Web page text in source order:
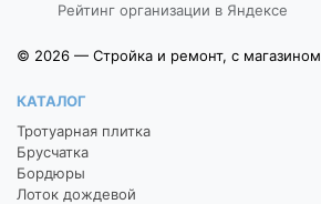
Рейтинг организации в Яндексе
© 2026 — Стройка и ремонт, с магазином
КАТАЛОГ
Тротуарная плитка
Брусчатка
Бордюры
Лоток дождевой